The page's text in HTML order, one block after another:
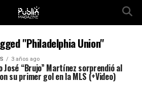
"Philadelphia Union"
3 años ago
José “Brujo” Martínez sorprendió al
su primer gol en la MLS (+Video)